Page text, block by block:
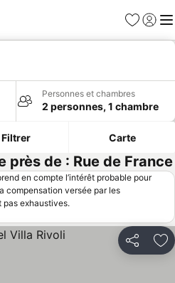
Favoris
Se
Personnes et chambres
2 personnes, 1 chambre
Filtrer Carte
près de : Rue de France
en compte l’intérêt probable pour
compensation versée par les
pas exhaustives.
Partager